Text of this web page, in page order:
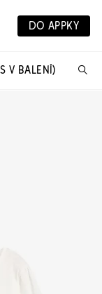
DO APPKY
V BALENÍ)